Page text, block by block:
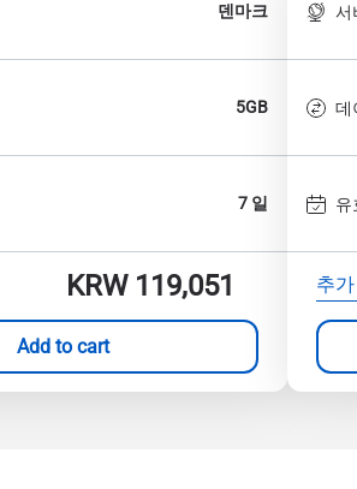
덴마크
5GB
7 일
KRW 119,051
Add to cart
서
데
유
추